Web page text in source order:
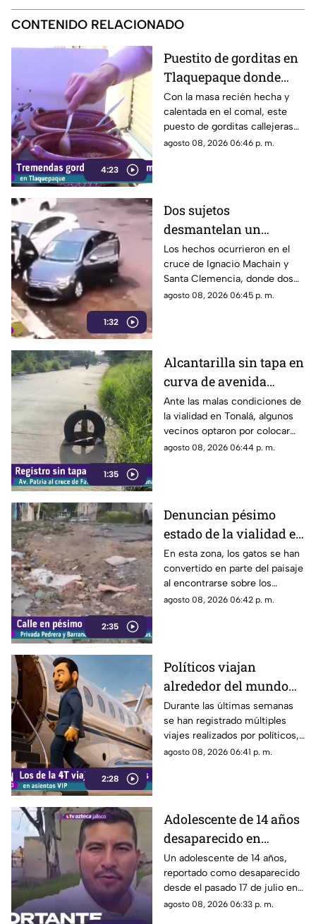
CONTENIDO RELACIONADO
4:23
Puestito de gorditas en
Tlaquepaque donde
una nunca es suficiente
Con la masa recién hecha y
calentada en el comal, este
puesto de gorditas callejeras
en Tlaquepaque promete
agosto 08, 2026 06:46 p. m.
1:32
Dos sujetos
desmantelan un
vehículo a plena luz del
día en Guadalajara
Los hechos ocurrieron en el
cruce de Ignacio Machain y
Santa Clemencia, donde dos
sujetos fueron captados
agosto 08, 2026 06:45 p. m.
1:35
Alcantarilla sin tapa en
curva de avenida
Patria
Ante las malas condiciones de
la vialidad en Tonalá, algunos
vecinos optaron por colocar
una llanta como señalamiento
agosto 08, 2026 06:44 p. m.
2:35
Denuncian pésimo
estado de la vialidad en
Privada Pedrera y
Barrancones
En esta zona, los gatos se han
convertido en parte del paisaje
al encontrarse sobre los
techos y las puertas de las
agosto 08, 2026 06:42 p. m.
2:28
Políticos viajan
alrededor del mundo
sin ninguna
preocupación
Durante las últimas semanas
se han registrado múltiples
viajes realizados por políticos,
sin que hasta el momento
elevado gasto que han
generado.
agosto 08, 2026 06:41 p. m.
Adolescente de 14 años
desaparecido en
Tlaquepaque es
trasladado a Jalisco
tras ser localizado en
Michoacán
Un adolescente de 14 años,
reportado como desaparecido
desde el pasado 17 de julio en
Tlaquepaque, fue localizado
agosto 08, 2026 06:33 p. m.